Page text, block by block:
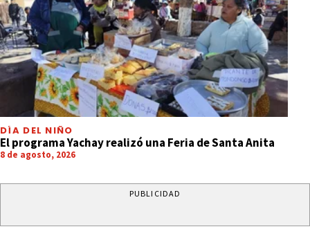
DÍA DEL NIÑO
El programa Yachay realizó una Feria de Santa Anita
8 de agosto, 2026
PUBLICIDAD